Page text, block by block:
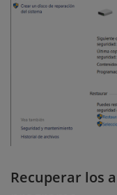
Recuperar los